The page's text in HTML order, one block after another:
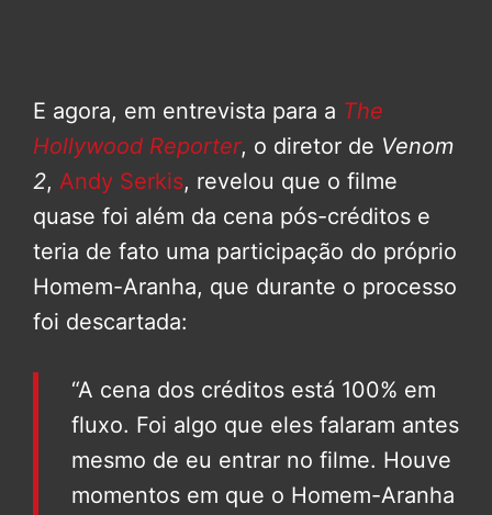
E agora, em entrevista para a The
Hollywood Reporter, o diretor de Venom
2, Andy Serkis, revelou que o filme
quase foi além da cena pós-créditos e
teria de fato uma participação do próprio
Homem-Aranha, que durante o processo
foi descartada:
“A cena dos créditos está 100% em
fluxo. Foi algo que eles falaram antes
mesmo de eu entrar no filme. Houve
momentos em que o Homem-Aranha